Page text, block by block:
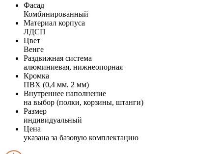
Фасад
Комбинированный
Материал корпуса
ЛДСП
Цвет
Венге
Раздвижная система
алюминиевая, нижнеопорная
Кромка
ПВХ (0,4 мм, 2 мм)
Внутреннее наполнение
на выбор (полки, корзины, штанги)
Размер
индивидуальный
Цена
указана за базовую комплектацию